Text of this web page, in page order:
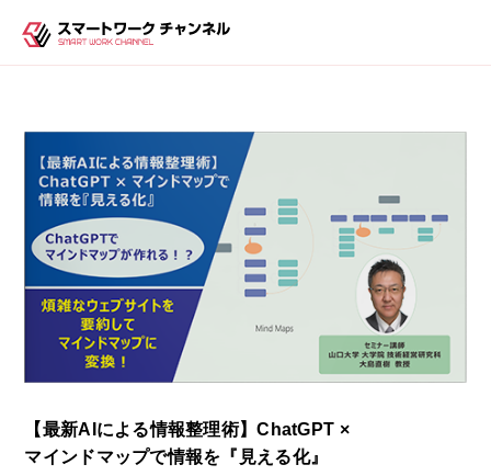
【最新AIによる情報整理術】ChatGPT ×
マインドマップで情報を『見える化』